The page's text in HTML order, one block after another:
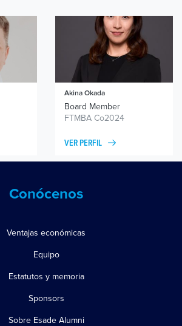
Akina Okada
Board Member
FTMBA Co2024
VER PERFIL
Conócenos
Ventajas económicas
Equipo
Estatutos y memoria
Sponsors
Sobre Esade Alumni